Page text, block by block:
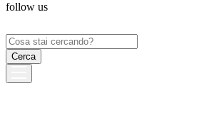
follow us
Ricerca
per: